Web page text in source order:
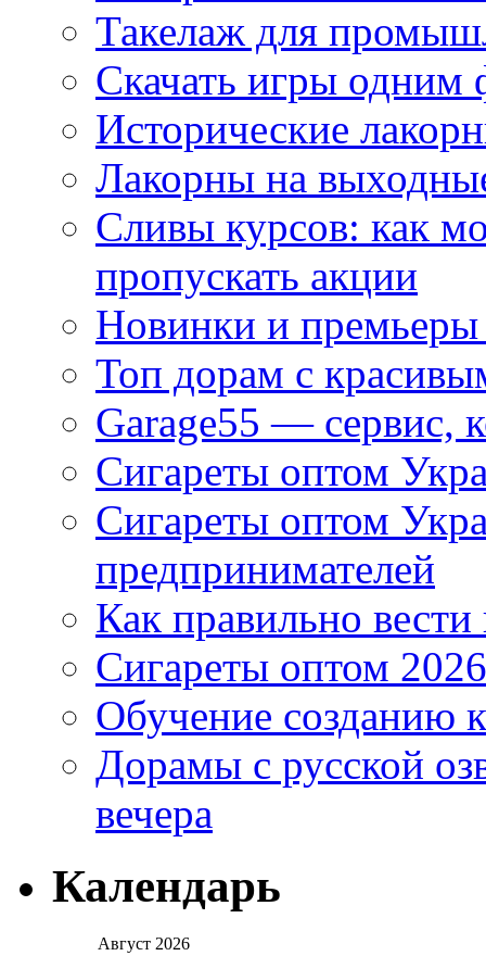
Такелаж для
Скачать игры одним
Исторические
Лакорны на
Сливы курсов: как
пропускать акции
Новинки и
Топ дорам с
Garage55 — сервис,
Сигареты оптом
Сигареты оптом
предпринимателей
Как правильно
Сигареты оптом
Обучение созданию
Дорамы с русской
вечера
Календарь
Август 2026